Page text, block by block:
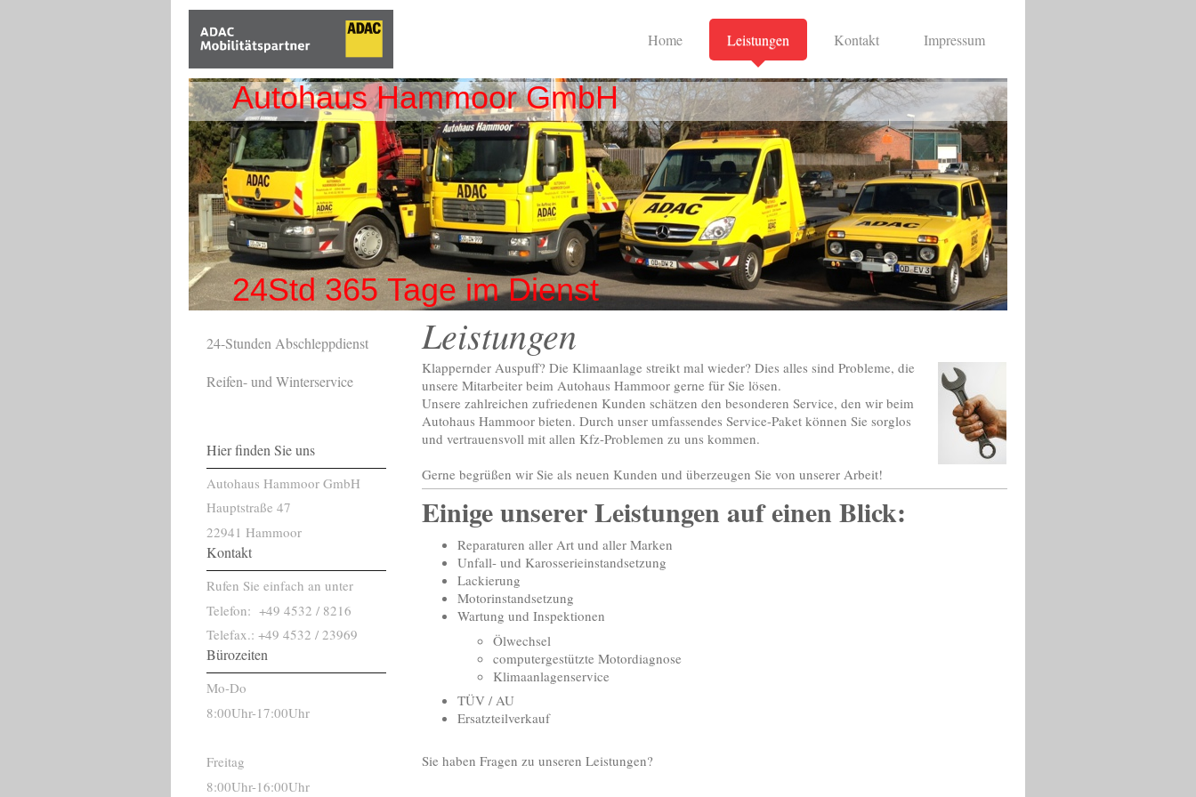
Home Leistungen Kontakt Impressum
Autohaus Hammoor GmbH
24Std 365 Tage im Dienst
Leistungen
Klappernder Auspuff? Die Klimaanlage streikt mal wieder? Dies alles sind Probleme, die
unsere Mitarbeiter beim Autohaus Hammoor gerne für Sie lösen.
Unsere zahlreichen zufriedenen Kunden schätzen den besonderen Service, den wir beim
Autohaus Hammoor bieten. Durch unser umfassendes Service-Paket können Sie sorglos
und vertrauensvoll mit allen Kfz-Problemen zu uns kommen.
Gerne begrüßen wir Sie als neuen Kunden und überzeugen Sie von unserer Arbeit!
Einige unserer Leistungen auf einen Blick:
Reparaturen aller Art und aller Marken
Unfall- und Karosserieinstandsetzung
Lackierung
Motorinstandsetzung
Wartung und Inspektionen
Ölwechsel
computergestützte Motordiagnose
Klimaanlagenservice
TÜV / AU
Ersatzteilverkauf
Sie haben Fragen zu unseren Leistungen?
24-Stunden Abschleppdienst
Reifen- und Winterservice
Hier finden Sie uns
Autohaus Hammoor GmbH
Hauptstraße 47
22941 Hammoor
Kontakt
Rufen Sie einfach an unter
Telefon: +49 4532 / 8216
Telefax.: +49 4532 / 23969
Bürozeiten
Mo-Do
8:00Uhr-17:00Uhr
Freitag
8:00Uhr-16:00Uhr